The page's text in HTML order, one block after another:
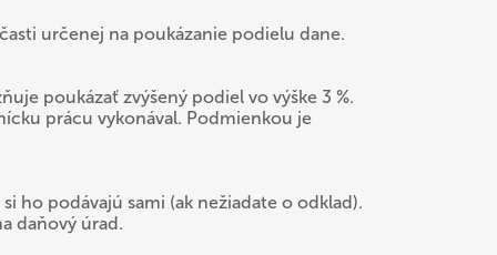
určenej na poukázanie podielu dane.
poukázať zvýšený podiel vo výške 3 %.
prácu vykonával. Podmienkou je
ho podávajú sami (ak nežiadate o odklad).
daňový úrad.